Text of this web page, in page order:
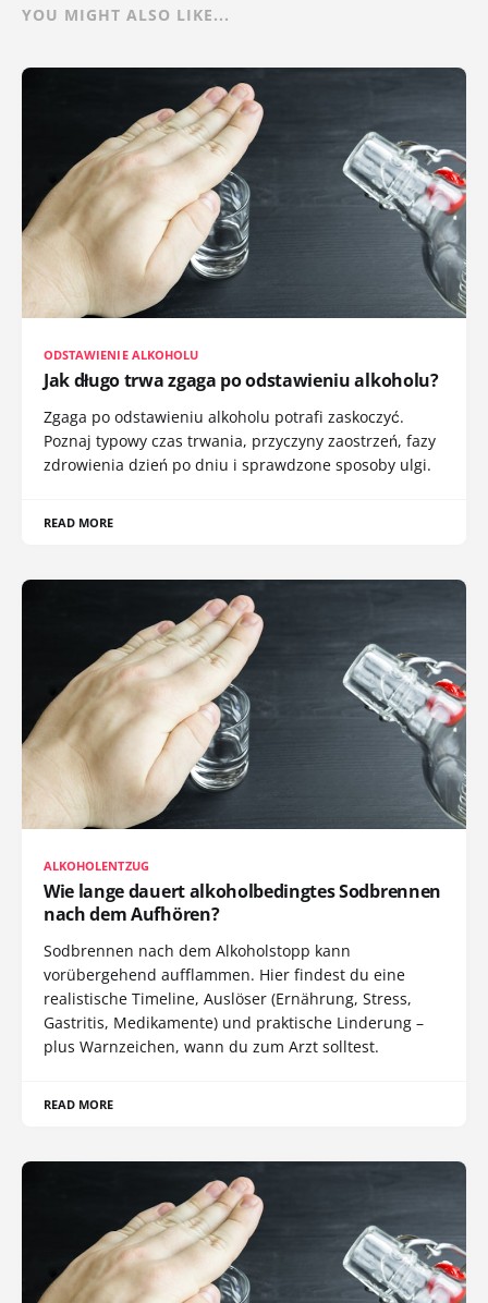
YOU MIGHT ALSO LIKE...
ODSTAWIENIE ALKOHOLU
Jak długo trwa zgaga po odstawieniu alkoholu?
Zgaga po odstawieniu alkoholu potrafi zaskoczyć.
Poznaj typowy czas trwania, przyczyny zaostrzeń, fazy
zdrowienia dzień po dniu i sprawdzone sposoby ulgi.
READ MORE
ALKOHOLENTZUG
Wie lange dauert alkoholbedingtes Sodbrennen
nach dem Aufhören?
Sodbrennen nach dem Alkoholstopp kann
vorübergehend aufflammen. Hier findest du eine
realistische Timeline, Auslöser (Ernährung, Stress,
Gastritis, Medikamente) und praktische Linderung –
plus Warnzeichen, wann du zum Arzt solltest.
READ MORE